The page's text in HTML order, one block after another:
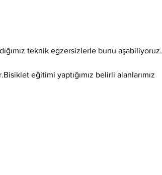
teknik egzersizlerle bunu aşabiliyoruz.
eğitimi yaptığımız belirli alanlarımız